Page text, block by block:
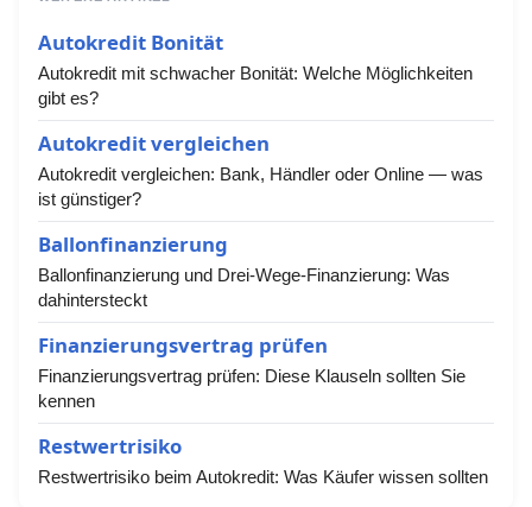
Autokredit Bonität
Autokredit mit schwacher Bonität: Welche Möglichkeiten
gibt es?
Autokredit vergleichen
Autokredit vergleichen: Bank, Händler oder Online — was
ist günstiger?
Ballonfinanzierung
Ballonfinanzierung und Drei-Wege-Finanzierung: Was
dahintersteckt
Finanzierungsvertrag prüfen
Finanzierungsvertrag prüfen: Diese Klauseln sollten Sie
kennen
Restwertrisiko
Restwertrisiko beim Autokredit: Was Käufer wissen sollten